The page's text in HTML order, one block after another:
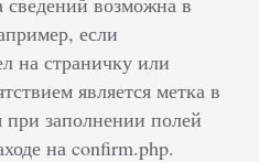
если
на страничку или
является метка в
при заполнении полей
на confirm.php.